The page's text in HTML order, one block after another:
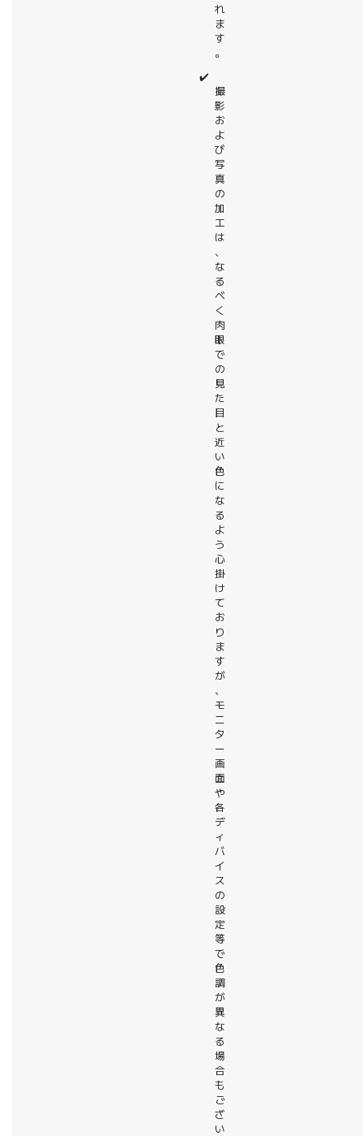
れ
ま
す
。
✔️
撮
影
お
よ
び
写
真
の
加
工
は
、
な
る
べ
く
肉
眼
で
の
見
た
目
と
近
い
色
に
な
る
よ
う
心
掛
け
て
お
り
ま
す
が
、
モ
ニ
タ
ー
画
面
や
各
デ
ィ
バ
イ
ス
の
設
定
等
で
色
調
が
異
な
る
場
合
も
ご
ざ
い